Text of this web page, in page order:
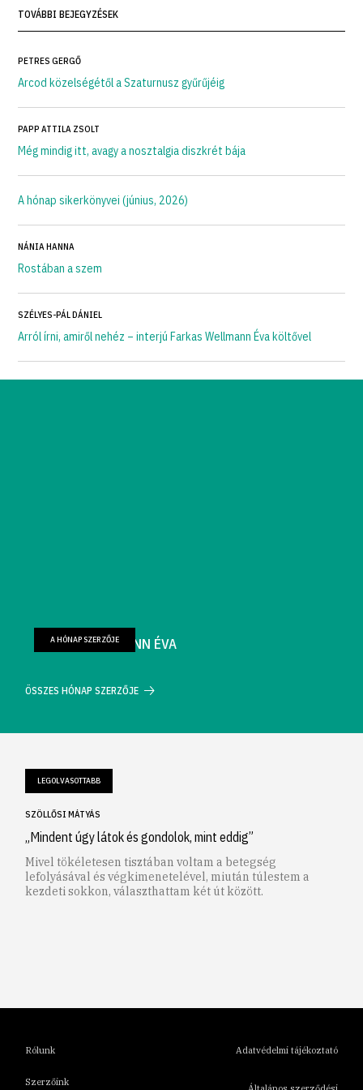
TOVÁBBI BEJEGYZÉSEK
PETRES GERGŐ
Arcod közelségétől a Szaturnusz gyűrűjéig
PAPP ATTILA ZSOLT
Még mindig itt, avagy a nosztalgia diszkrét bája
A hónap sikerkönyvei (június, 2026)
NÁNIA HANNA
Rostában a szem
SZÉLYES-PÁL DÁNIEL
Arról írni, amiről nehéz – interjú Farkas Wellmann Éva költővel
FARKAS WELLMANN ÉVA
A HÓNAP SZERZŐJE
ÖSSZES HÓNAP SZERZŐJE
LEGOLVASOTTABB
SZÖLLŐSI MÁTYÁS
„Mindent úgy látok és gondolok, mint eddig”
Mivel tökéletesen tisztában voltam a betegség
lefolyásával és végkimenetelével, miután túlestem a
kezdeti sokkon, választhattam két út között.
Rólunk
Szerzőink
Adatvédelmi tájékoztató